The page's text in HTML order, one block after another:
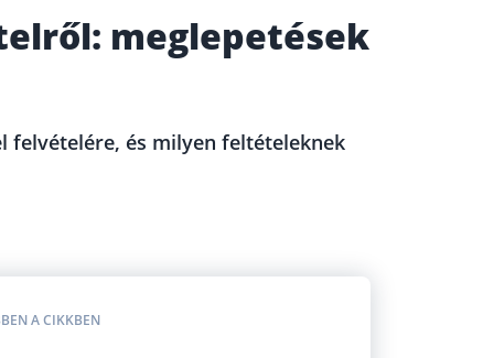
meglepetések
felvételére, és milyen feltételeknek
A CIKKBEN